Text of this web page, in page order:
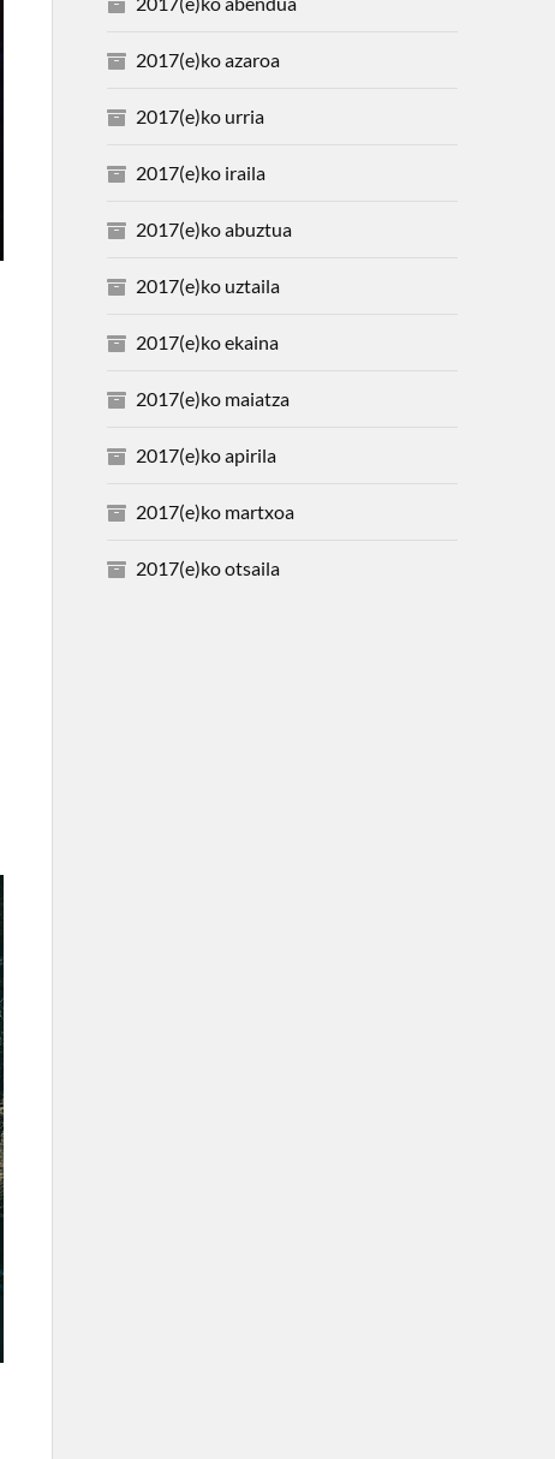
2017(e)ko azaroa
2017(e)ko urria
2017(e)ko iraila
2017(e)ko abuztua
2017(e)ko uztaila
2017(e)ko ekaina
2017(e)ko maiatza
2017(e)ko apirila
2017(e)ko martxoa
2017(e)ko otsaila